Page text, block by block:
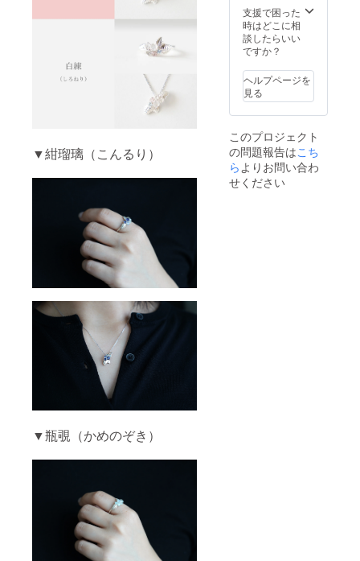
▼紺瑠璃（こんるり）
▼瓶覗（かめのぞき）
さいま
せ。
味の個
体を選
定して
全体の
に大き
出ない
ようお
たしま
すが、
予めご
了承頂
ます。
ただ一
つとし
て同じ
いリン
グは無
いと言
えま
様が手
にする
のは唯
一のア
イテム
のもの
はござ
いませ
んので
をご理
解ご了
承の上
でリ
購入を
お願い
いたし
ます。
ただ一
ティン
グ） ■
チェー
ン長
長
45cm（
長さ調
イド
ボール
付） ※
注意事
項※ 天
支援で困った
時はどこに相
談したらいい
ですか？
ヘルプページを
見る
このプロジェクト
の問題報告はこち
ら よりお問い合わ
せください